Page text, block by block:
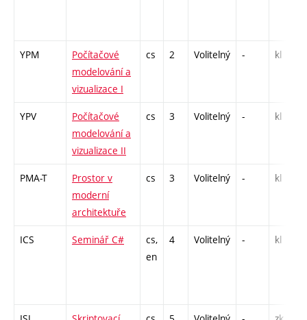
YPM
Počítačové
modelování a
vizualizace I
cs 2 Volitelný - kl
YPV
Počítačové
modelování a
vizualizace II
cs 3 Volitelný - kl
PMA-T
Prostor v
moderní
architektuře
cs 3 Volitelný - kl
ICS Seminář C#
cs,
en
4 Volitelný - kl